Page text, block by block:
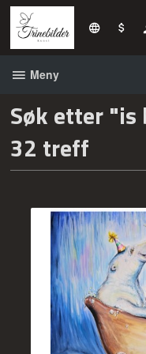
Gå
innholdet
Meny
Søk etter
32 treff